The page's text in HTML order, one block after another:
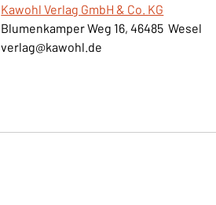
Kawohl Verlag GmbH & Co. KG
Blumenkamper Weg 16, 46485 Wesel
verlag@kawohl.de